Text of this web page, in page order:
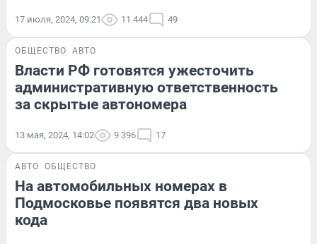
17 июля, 2024, 09:21 11 444 49
ОБЩЕСТВО АВТО
Власти РФ готовятся ужесточить
административную ответственность
за скрытые автономера
13 мая, 2024, 14:02 9 396 17
АВТО ОБЩЕСТВО
На автомобильных номерах в
Подмосковье появятся два новых
кода